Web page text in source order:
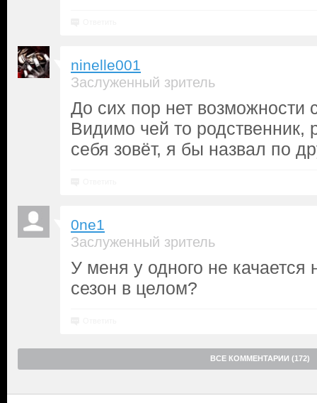
ninelle001
Заслуженный зритель
До сих пор нет возможности
Видимо чей то родственник,
себя зовёт, я бы назвал по
0ne1
Заслуженный зритель
У меня у одного не качается
сезон в целом?
ВСЕ КОММЕНТАРИИ (172)